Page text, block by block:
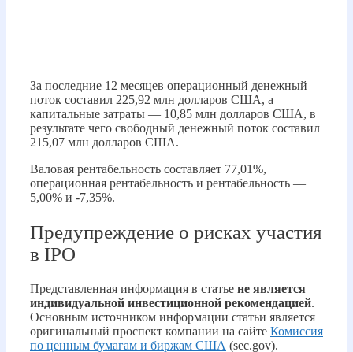
За последние 12 месяцев операционный денежный
поток составил 225,92 млн долларов США, а
капитальные затраты — 10,85 млн долларов США, в
результате чего свободный денежный поток составил
215,07 млн ​​долларов США.
Валовая рентабельность составляет 77,01%,
операционная рентабельность и рентабельность —
5,00% и -7,35%.
Предупреждение о рисках участия
в IPO
Представленная информация в статье не является
индивидуальной инвестиционной рекомендацией.
Основным источником информации статьи является
оригинальный проспект компании на сайте Комиссия
по ценным бумагам и биржам США (sec.gov).